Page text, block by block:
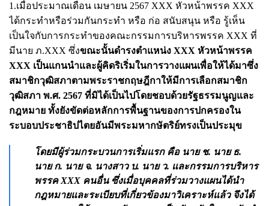
1.เมื่อประมาณเดือน เมษายน 2567 XXX หัวหน้าพรรค XXX
ได้กระทำหรือร่วมกันกระทำ หรือ ก่อ สนับสนุน หรือ รู้เห็น
เป็นใจกับการกระทำของคณะกรรมการบริหารพรรค XXX ที่
มีนาย ภ.XXX ซึ่งขณะนั้นดำรงตำแหน่ง XXX หัวหน้าพรรค
XXX เป็นแกนนำและผู้คิดริเริ่มในการวางแผนเพื่อให้ได้มาซึ่ง
สมาชิกวุฒิสภาตามพระราชกฤษฎีกาให้มีการเลือกสมาชิก
วุฒิสภา พ.ศ. 2567 ที่มิได้เป็นไปโดยชอบด้วยรัฐธรรมนูญและ
กฎหมาย ทั้งยังขัดต่อหลักการพื้นฐานของการปกครองใน
ระบอบประชาธิปไตยอันมีพระมหากษัตริย์ทรงเป็นประมุข
โดยมีผู้ร่วมกระบวนการเริ่มแรก คือ นาย ช. นาย ธ.
นาย ก. นาย จ. นางสาว บ. นาย ว. และกรรมการบริหาร
พรรค XXX คนอื่น ซึ่งเมื่อบุคคลที่ร่วมวางแผนได้นำ
กฎหมายและระเบียบที่เกี่ยวข้องมาวิเคราะห์แล้ว จึงได้